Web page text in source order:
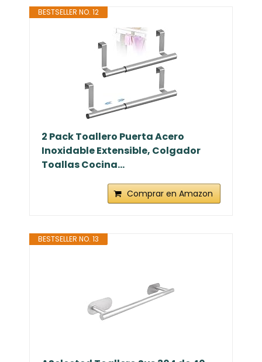
BESTSELLER NO. 12
2 Pack Toallero Puerta Acero
Inoxidable Extensible, Colgador
Toallas Cocina...
Comprar en Amazon
BESTSELLER NO. 13